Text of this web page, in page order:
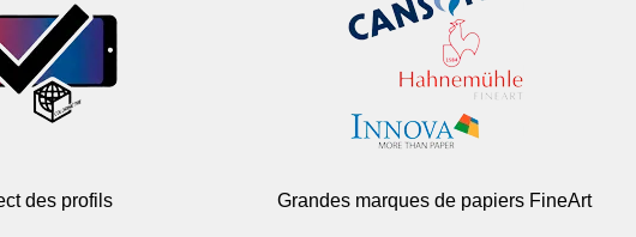
des profils Grandes marques de papiers FineArt